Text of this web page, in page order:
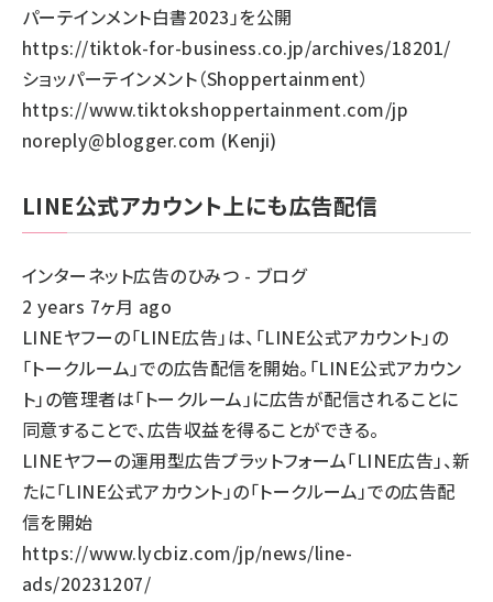
パーテインメント白書2023」を公開
https://tiktok-for-business.co.jp/archives/18201/
ショッパーテインメント（Shoppertainment）
https://www.tiktokshoppertainment.com/jp
noreply@blogger.com (Kenji)
LINE公式アカウント上にも広告配信
インターネット広告のひみつ - ブログ
2 years 7ヶ月 ago
LINEヤフーの「LINE広告」は、「LINE公式アカウント」の
「トークルーム」での広告配信を開始。「LINE公式アカウン
ト」の管理者は「トークルーム」に広告が配信されることに
同意することで、広告収益を得ることができる。
LINEヤフーの運用型広告プラットフォーム「LINE広告」、新
たに「LINE公式アカウント」の「トークルーム」での広告配
信を開始
https://www.lycbiz.com/jp/news/line-
ads/20231207/